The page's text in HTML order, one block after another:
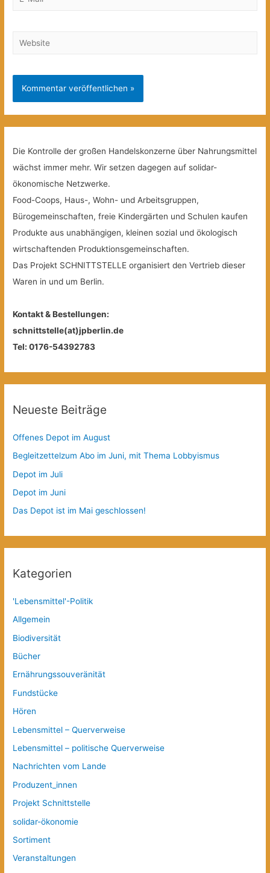
Website
Die Kontrolle der großen Handelskonzerne über Nahrungsmittel
wächst immer mehr. Wir setzen dagegen auf solidar-
ökonomische Netzwerke.
Food-Coops, Haus-, Wohn- und Arbeitsgruppen,
Bürogemeinschaften, freie Kindergärten und Schulen kaufen
Produkte aus unabhängigen, kleinen sozial und ökologisch
wirtschaftenden Produktionsgemeinschaften.
Das Projekt SCHNITTSTELLE organisiert den Vertrieb dieser
Waren in und um Berlin.
Kontakt & Bestellungen:
schnittstelle(at)jpberlin.de
Tel: 0176-54392783
Neueste Beiträge
Offenes Depot im August
Begleitzettelzum Abo im Juni, mit Thema Lobbyismus
Depot im Juli
Depot im Juni
Das Depot ist im Mai geschlossen!
Kategorien
'Lebensmittel'-Politik
Allgemein
Biodiversität
Bücher
Ernährungssouveränität
Fundstücke
Hören
Lebensmittel – Querverweise
Lebensmittel – politische Querverweise
Nachrichten vom Lande
Produzent_innen
Projekt Schnittstelle
solidar-ökonomie
Sortiment
Veranstaltungen